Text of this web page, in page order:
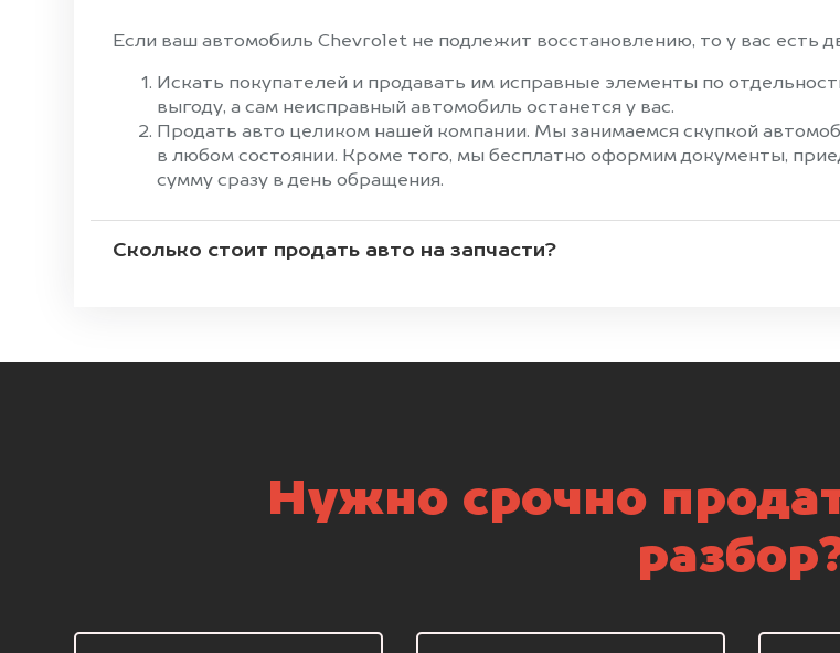
Если ваш автомобиль Chevrolet не подлежит восстановлению, то у вас есть
Искать покупателей и продавать им исправные элементы по
выгоду, а сам неисправный автомобиль останется у вас.
Продать авто целиком нашей компании. Мы занимаемся скупкой
в любом состоянии. Кроме того, мы бесплатно оформим документы,
сумму сразу в день обращения.
Сколько стоит продать авто на запчасти?
Нужно срочно